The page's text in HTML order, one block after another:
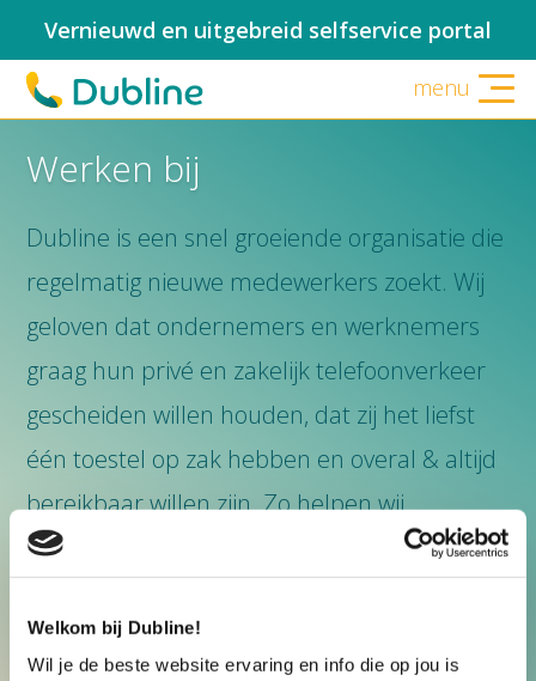
Welkom bij Dubline!
Wil je de beste website ervaring en info die op jou is
Vernieuwd en uitgebreid selfservice portal
menu
Werken bij
Dubline is een snel groeiende organisatie die
regelmatig nieuwe medewerkers zoekt. Wij
geloven dat ondernemers en werknemers
graag hun privé en zakelijk telefoonverkeer
gescheiden willen houden, dat zij het liefst
één toestel op zak hebben en overal & altijd
bereikbaar willen zijn. Zo helpen wij
ondernemers aan meer omzet door betere
Wij zijn altijd op zoek naar de beste mensen